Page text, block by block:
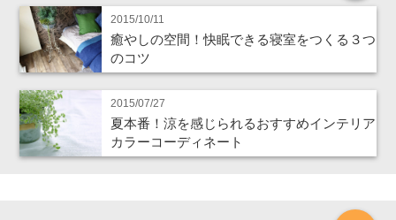
2015/10/11
癒やしの空間！快眠できる寝室をつくる３つ
のコツ
2015/07/27
夏本番！涼を感じられるおすすめインテリア
カラーコーディネート